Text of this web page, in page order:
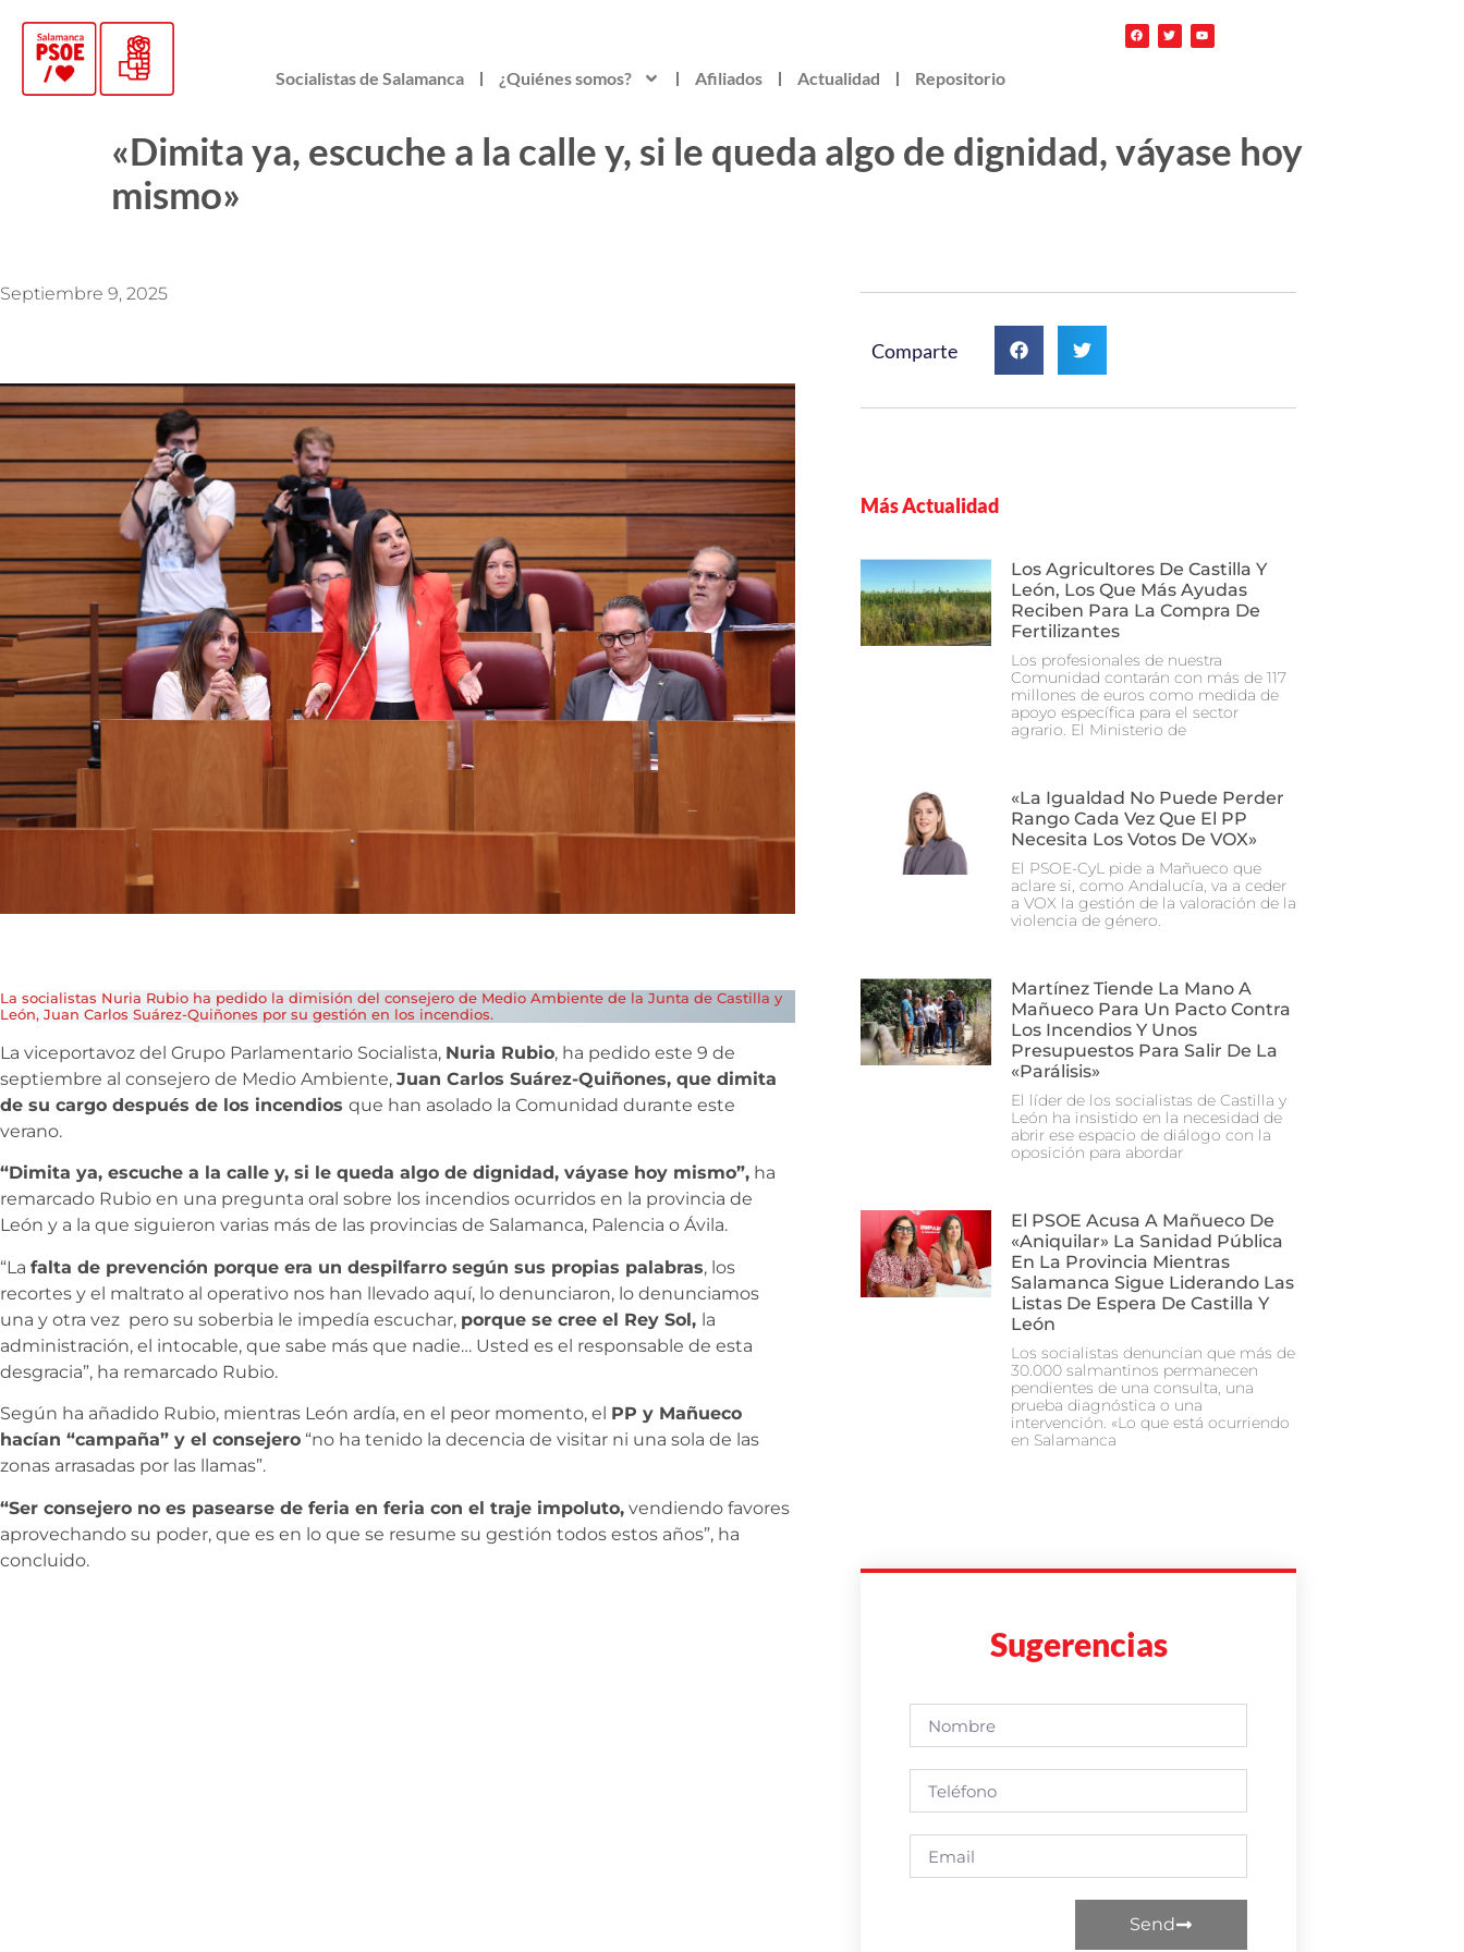
Socialistas de Salamanca ¿Quiénes somos? Afiliados Actualidad Repositorio
«Dimita ya, escuche a la calle y, si le queda algo de dignidad, váyase hoy
mismo»
Septiembre 9, 2025
La socialistas Nuria Rubio ha pedido la dimisión del consejero de Medio Ambiente de la Junta de Castilla y
León, Juan Carlos Suárez-Quiñones por su gestión en los incendios.
La viceportavoz del Grupo Parlamentario Socialista, Nuria Rubio, ha pedido este 9 de
septiembre al consejero de Medio Ambiente, Juan Carlos Suárez-Quiñones, que dimita
de su cargo después de los incendios que han asolado la Comunidad durante este
verano.
“Dimita ya, escuche a la calle y, si le queda algo de dignidad, váyase hoy mismo”, ha
remarcado Rubio en una pregunta oral sobre los incendios ocurridos en la provincia de
León y a la que siguieron varias más de las provincias de Salamanca, Palencia o Ávila.
“La falta de prevención porque era un despilfarro según sus propias palabras, los
recortes y el maltrato al operativo nos han llevado aquí, lo denunciaron, lo denunciamos
una y otra vez pero su soberbia le impedía escuchar, porque se cree el Rey Sol, la
administración, el intocable, que sabe más que nadie… Usted es el responsable de esta
desgracia”, ha remarcado Rubio.
Según ha añadido Rubio, mientras León ardía, en el peor momento, el PP y Mañueco
hacían “campaña” y el consejero “no ha tenido la decencia de visitar ni una sola de las
zonas arrasadas por las llamas”.
“Ser consejero no es pasearse de feria en feria con el traje impoluto, vendiendo favores
aprovechando su poder, que es en lo que se resume su gestión todos estos años”, ha
concluido.
Comparte
Más Actualidad
Los Agricultores De Castilla Y
León, Los Que Más Ayudas
Reciben Para La Compra De
Fertilizantes
Los profesionales de nuestra
Comunidad contarán con más de 117
millones de euros como medida de
apoyo específica para el sector
agrario. El Ministerio de
«La Igualdad No Puede Perder
Rango Cada Vez Que El PP
Necesita Los Votos De VOX»
El PSOE-CyL pide a Mañueco que
aclare si, como Andalucía, va a ceder
a VOX la gestión de la valoración de la
violencia de género.
Martínez Tiende La Mano A
Mañueco Para Un Pacto Contra
Los Incendios Y Unos
Presupuestos Para Salir De La
«parálisis»
El líder de los socialistas de Castilla y
León ha insistido en la necesidad de
abrir ese espacio de diálogo con la
oposición para abordar
El PSOE Acusa A Mañueco De
«aniquilar» La Sanidad Pública
En La Provincia Mientras
Salamanca Sigue Liderando Las
Listas De Espera De Castilla Y
León
Los socialistas denuncian que más de
30.000 salmantinos permanecen
pendientes de una consulta, una
prueba diagnóstica o una
intervención. «Lo que está ocurriendo
en Salamanca
Sugerencias
Send